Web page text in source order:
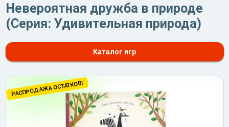
Невероятная дружба в природе
(Серия: Удивительная природа)
Каталог игр
РАСПРОДАЖА ОСТАТКОВ!